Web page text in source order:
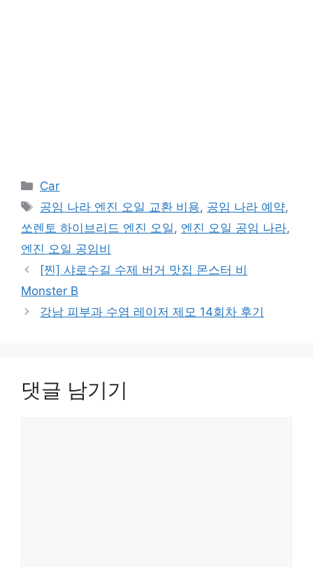
카
테
리
Car
태
그
공임 나라 엔진 오일 교환 비용, 공임 나라 예약,
쏘렌토 하이브리드 엔진 오일, 엔진 오일 공임 나라,
엔진 오일 공임비
[찐] 샤로수길 수제 버거 맛집 몬스터 비
Monster B
강남 피부과 수염 레이저 제모 14회차 후기
댓글 남기기